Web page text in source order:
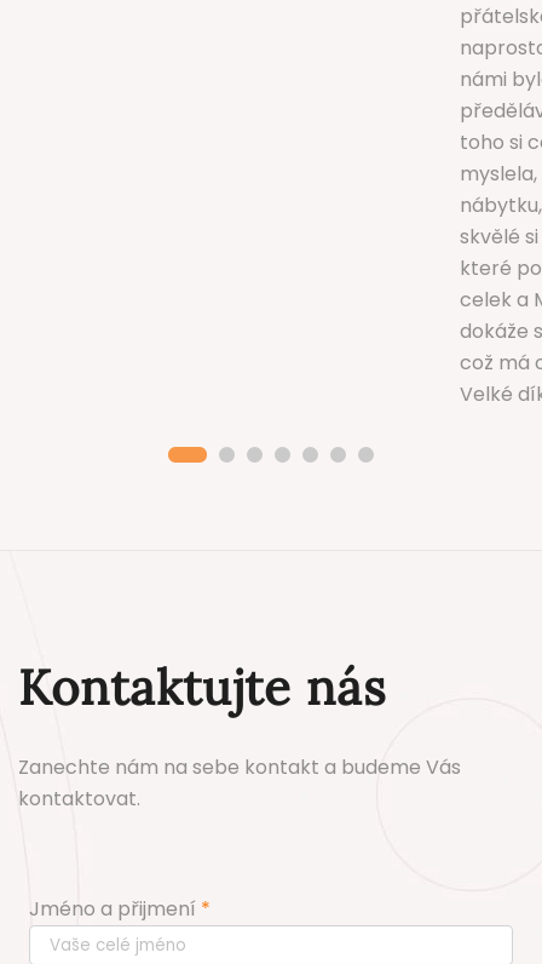
námi
toho si
skvělé
které
celek a
dokáže
což má
Velké
Kontaktujte nás
Zanechte nám na sebe kontakt a budeme Vás
kontaktovat.
Jméno a přijmení